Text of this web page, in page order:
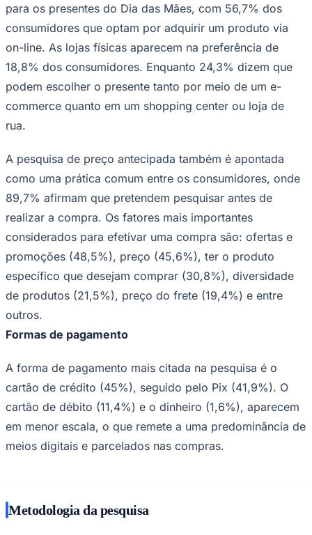
São Paulo
para os presentes do Dia das Mães, com 56,7% dos
consumidores que optam por adquirir um produto via
on-line. As lojas físicas aparecem na preferência de
18,8% dos consumidores. Enquanto 24,3% dizem que
podem escolher o presente tanto por meio de um e-
commerce quanto em um shopping center ou loja de
rua.
A pesquisa de preço antecipada também é apontada
como uma prática comum entre os consumidores, onde
89,7% afirmam que pretendem pesquisar antes de
realizar a compra. Os fatores mais importantes
considerados para efetivar uma compra são: ofertas e
promoções (48,5%), preço (45,6%), ter o produto
específico que desejam comprar (30,8%), diversidade
de produtos (21,5%), preço do frete (19,4%) e entre
outros.
Formas de pagamento
A forma de pagamento mais citada na pesquisa é o
cartão de crédito (45%), seguido pelo Pix (41,9%). O
cartão de débito (11,4%) e o dinheiro (1,6%), aparecem
em menor escala, o que remete a uma predominância de
meios digitais e parcelados nas compras.
Metodologia da pesquisa